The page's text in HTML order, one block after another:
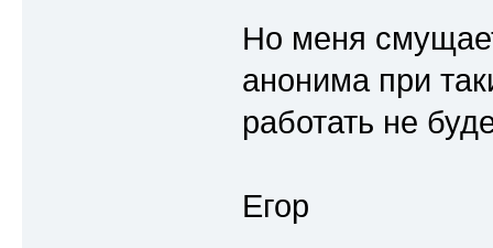
Но меня
анонима при
работать не
Егор